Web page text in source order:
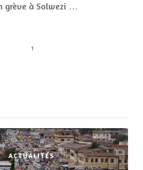
grève à Solwezi …
1
ACTUALITÉS